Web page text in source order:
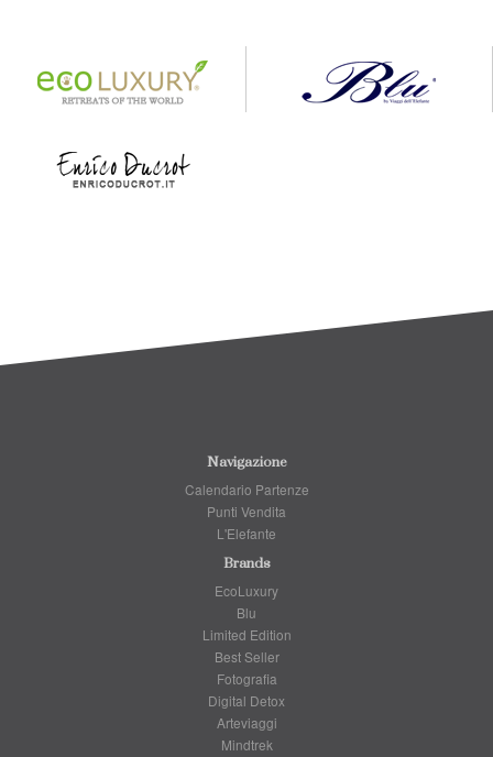
Navigazione
Calendario Partenze
Punti Vendita
L'Elefante
Brands
EcoLuxury
Blu
Limited Edition
Best Seller
Fotografia
Digital Detox
Arteviaggi
Mindtrek